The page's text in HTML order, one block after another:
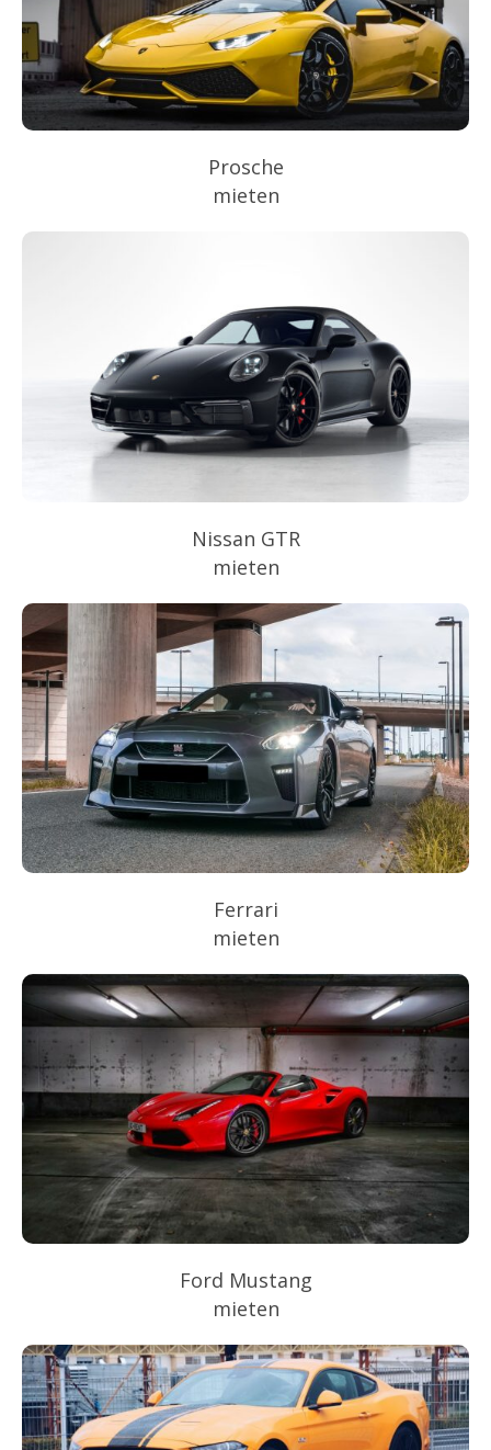
Prosche
mieten
Nissan GTR
mieten
Ferrari
mieten
Ford Mustang
mieten